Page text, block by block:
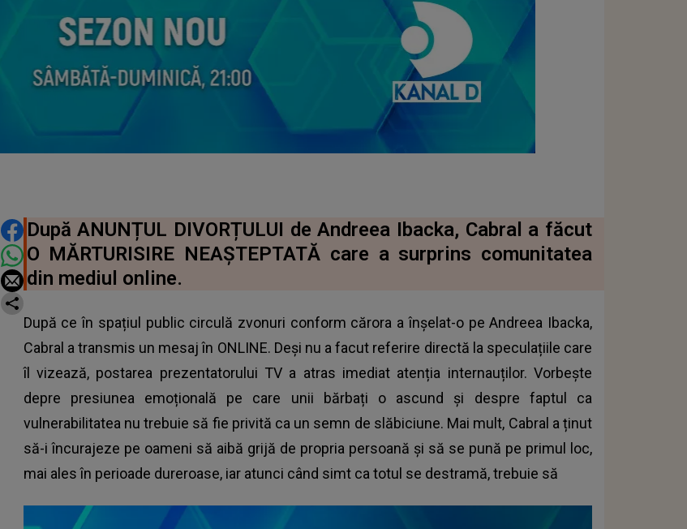
DISTRIBUIE ARTICOLUL
După ANUNȚUL DIVORȚULUI de Andreea Ibacka, Cabral a făcut
O MĂRTURISIRE NEAȘTEPTATĂ care a surprins comunitatea
din mediul online.
După ce în spațiul public circulă zvonuri conform cărora a înșelat-o pe Andreea Ibacka,
Cabral a transmis un mesaj în ONLINE. Deși nu a facut referire directă la speculațiile care
îl vizează, postarea prezentatorului TV a atras imediat atenția internauților. Vorbește
depre presiunea emoțională pe care unii bărbați o ascund și despre faptul ca
vulnerabilitatea nu trebuie să fie privită ca un semn de slăbiciune. Mai mult, Cabral a ținut
să-i încurajeze pe oameni să aibă grijă de propria persoană și să se pună pe primul loc,
mai ales în perioade dureroase, iar atunci când simt ca totul se destramă, trebuie să